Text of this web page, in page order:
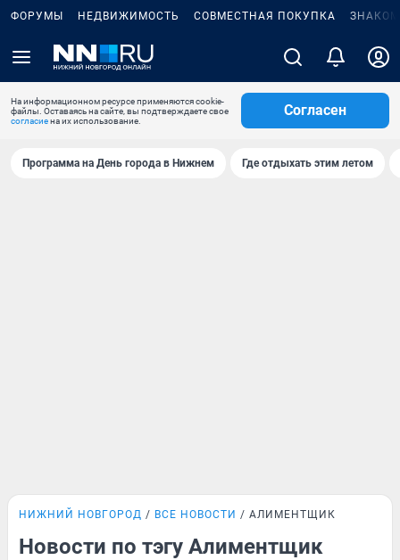
ФОРУМЫ НЕДВИЖИМОСТЬ СОВМЕСТНАЯ ПОКУПКА
На информационном ресурсе применяются cookie-
файлы. Оставаясь на сайте, вы подтверждаете свое
согласиена их использование.
Согласен
Программа на День города в Нижнем Где отдыхать этим летом
НИЖНИЙ НОВГОРОД ВСЕ НОВОСТИ АЛИМЕНТЩИК
Новости по тэгу Алиментщик